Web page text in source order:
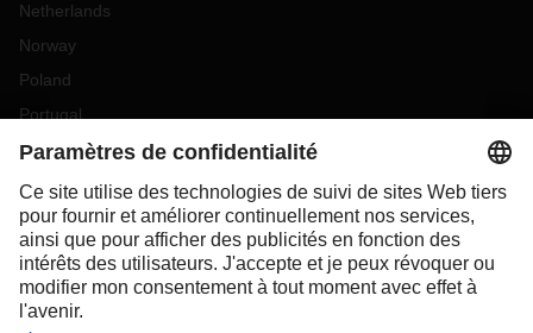
Netherlands
Norway
Poland
Portugal
Romania
Slovakia
Spain
Sweden
Switzerland(DE FR)
Turkey